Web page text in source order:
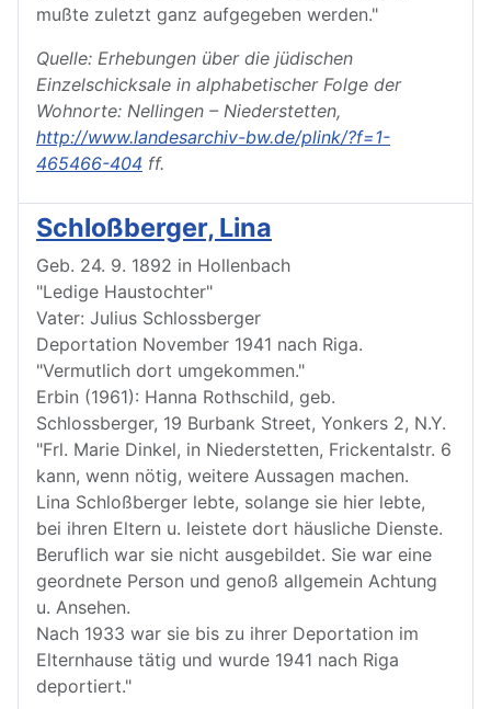
mußte zuletzt ganz aufgegeben werden."
Quelle: Erhebungen über die jüdischen
Einzelschicksale in alphabetischer Folge der
Wohnorte: Nellingen – Niederstetten,
http://www.landesarchiv-bw.de/plink/?f=1-
465466-404 ff.
Schloßberger, Lina
Geb. 24. 9. 1892 in Hollenbach
"Ledige Haustochter"
Vater: Julius Schlossberger
Deportation November 1941 nach Riga.
"Vermutlich dort umgekommen."
Erbin (1961): Hanna Rothschild, geb.
Schlossberger, 19 Burbank Street, Yonkers 2, N.Y.
"Frl. Marie Dinkel, in Niederstetten, Frickentalstr. 6
kann, wenn nötig, weitere Aussagen machen.
Lina Schloßberger lebte, solange sie hier lebte,
bei ihren Eltern u. leistete dort häusliche Dienste.
Beruflich war sie nicht ausgebildet. Sie war eine
geordnete Person und genoß allgemein Achtung
u. Ansehen.
Nach 1933 war sie bis zu ihrer Deportation im
Elternhause tätig und wurde 1941 nach Riga
deportiert."